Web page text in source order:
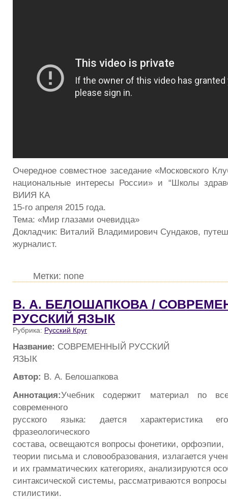
Очередное совместное заседание «Московского
национальные интересы России» и “Школы
ВИИЯ КА
15-го апреля 2015 года.
Тема: «Мир глазами очевидца»
Докладчик: Виталий Владимирович Сундаков,
журналист.
Метки: none
В. А. БЕЛОШАПКОВА /
РУССКИЙ ЯЗЬIК
Рубрика: Русский Круг
Название: СОВРЕМЕННЬIЙ РУССКИЙ
ЯЗЬIК
Автор: В. А. Белошапкова
Аннотация:Учебник содержит материал по
современного
русского языка: дается характеристика
фразеологического
состава, освещаются вопросы фонетики, орфоэпии,
теории письма и словообразования, излагается
и их грамматических категориях, анализируются
синтаксической системы, рассматриваются
стилистики.